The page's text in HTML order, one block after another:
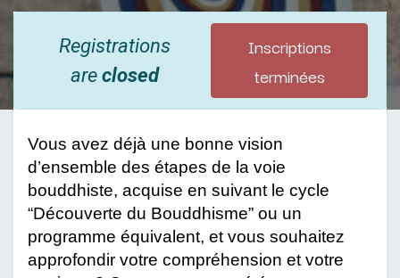
Registrations
areclosed
Inscriptions
terminées
Vous avez déjà une bonne vision
d’ensemble des étapes de la voie
bouddhiste, acquise en suivant le cycle
“Découverte du Bouddhisme” ou un
programme équivalent, et vous souhaitez
approfondir votre compréhension et votre